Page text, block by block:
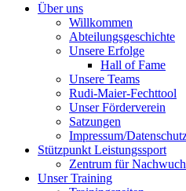
Über uns
Willkommen
Abteilungsgeschichte
Unsere Erfolge
Hall of Fame
Unsere Teams
Rudi-Maier-Fechttool
Unser Förderverein
Satzungen
Impressum/
Stützpunkt Leistungssport
Zentrum für
Unser Training